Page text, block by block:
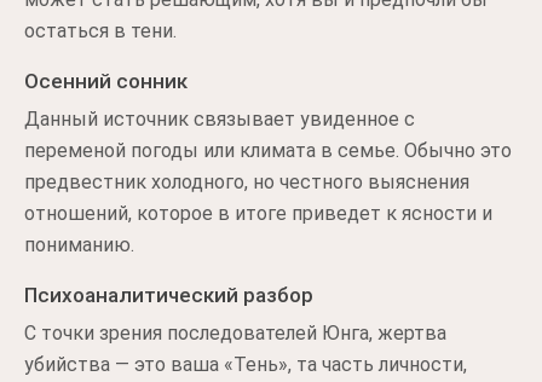
остаться в тени.
Осенний сонник
Данный источник связывает увиденное с
переменой погоды или климата в семье. Обычно это
предвестник холодного, но честного выяснения
отношений, которое в итоге приведет к ясности и
пониманию.
Психоаналитический разбор
С точки зрения последователей Юнга, жертва
убийства — это ваша «Тень», та часть личности,